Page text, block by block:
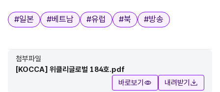
태그
#일본 #베트남 #유럽 #북 #방송
첨부파일
[KOCCA] 위클리글로벌 184호.pdf
바로보기
내려받기